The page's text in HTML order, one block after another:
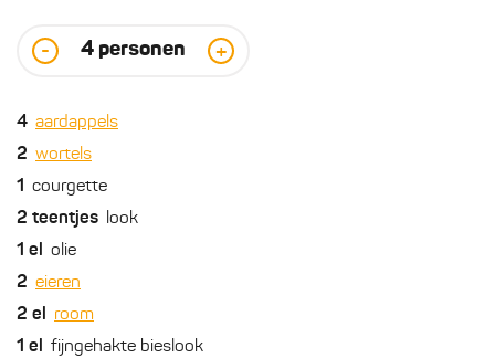
- 4 personen +
4 aardappels
2 wortels
1 courgette
2 teentjes look
1 el olie
2 eieren
2 el room
1 el fijngehakte bieslook